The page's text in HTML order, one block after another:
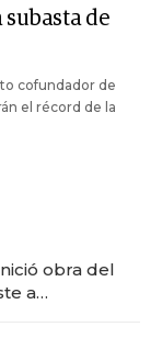
subasta de
cofundador de
el récord de la
obra del
a